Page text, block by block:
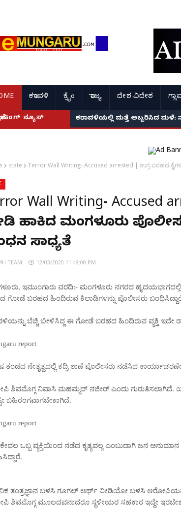
ಕರಾವಳಿ ಕ್ರೈಂ ರಾಜ್ಯ ದೇಶ ವಿದೇಶ
ಬ್ರೇಕಿಂಗ್ ನ್ಯೂಸ್ ಕರಾವಳಿಯಲ್ಲಿ ಮತ್ತೆ ಅಬ್ಬರಿಸಿದ ಮಳೆ:
state Terror Wall Writing- Accused arrested | ಉಗ್ರ ಬರಹದ
Wall Writing-
ಹಾಕಿದ ಮಂಗಳೂರು
ಸಾಧ್ಯತೆ
TEAM 12/03/2020 11:48:00 PM
ಇಮುಂಗಾರು ವರದಿ:- ಮಂಗಳೂರು ನಗರದ
ಗೋಡೆ ಬರಹದ ಹಿಂದಿರುವ ಕಿಲಾಡಿಗಳನ್ನು ಪೊಲೀಸರು
ಬೆಚ್ಚಿ ಬೀಳಿಸಿದ್ದ ಈ ಗೋಡೆ ಬರಹದ ಹಿಂದಿರುವ ವ್ಯಕ್ತಿ ಇದೇ
report
ತಂಡದ ನೇತೃತ್ವದಲ್ಲಿ ಕದ್ರಿ ಠಾಣೆ ಪೊಲೀಸರು ನಡೆಸಿದ
ಶಿವಮೊಗ್ಗ ನಿವಾಸಿ ಮಹಮ್ಮದ್ ನಜೀರ್ ಎಂದು ಗುರುತಿಸಲಾಗಿದೆ.
ಬಹಿರಂಗವಾಗಬೇಕಾಗಿದೆ.
report
ಒಬ್ಬ ವ್ಯಕ್ತಿಯಿಂದ ನಡೆದ ಕೃತ್ಯವಲ್ಲ ಎಂಬುದಾಗಿ ಜನ
ತಂತ್ರಜ್ಞಾನ ಬಳಸಿ ಗೂಗಲ್ ಅರ್ಥ್ ವೀಡಿಯೋ ಬಳಸಿ
ಶಿವಮೊಗ್ಗ ಮೂಲದವನಾದರೂ ಸ್ಥಳೀಯರ ಸಹಕಾರ ಇದ್ದೇ